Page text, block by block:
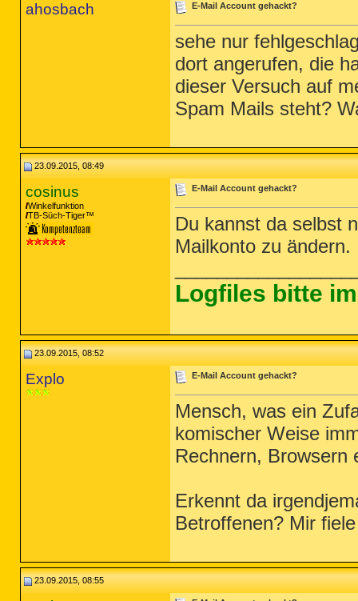
ahosbach E-Mail Account gehackt?
sehe nur
dort angerufen, die
dieser Versuch auf
Spam Mails steht?
23.09.2015, 08:49
cosinus
Winkelfunktion
TB-Süch-Tiger™
E-Mail Account gehackt?
Du kannst da selbst
Mailkonto zu ändern.
Logfiles bitte
23.09.2015, 08:52
Explo E-Mail Account gehackt?
Mensch, was ein
komischer Weise
Rechnern, Browsern
Erkennt da
Betroffenen? Mir
23.09.2015, 08:55